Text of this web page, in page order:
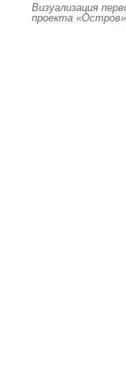
Визуализация
проекта «Остров»